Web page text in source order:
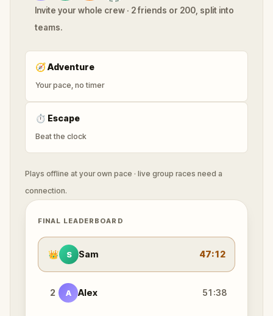
Invite your whole crew · 2 friends or 200, split into
teams.
🧭Adventure
Your pace, no timer
⏱ Escape
Beat the clock
Plays offline at your own pace · live group races need a
connection.
FINAL LEADERBOARD
👑 S Sam 47:12
2 A Alex 51:38